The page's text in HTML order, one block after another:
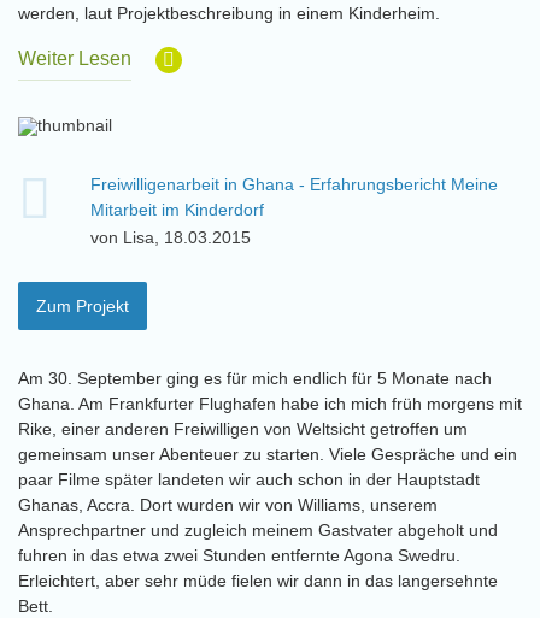
werden, laut Projektbeschreibung in einem Kinderheim.
Weiter Lesen
Freiwilligenarbeit in Ghana - Erfahrungsbericht Meine
Mitarbeit im Kinderdorf
von Lisa, 18.03.2015
Zum Projekt
Am 30. September ging es für mich endlich für 5 Monate nach
Ghana. Am Frankfurter Flughafen habe ich mich früh morgens mit
Rike, einer anderen Freiwilligen von Weltsicht getroffen um
gemeinsam unser Abenteuer zu starten. Viele Gespräche und ein
paar Filme später landeten wir auch schon in der Hauptstadt
Ghanas, Accra. Dort wurden wir von Williams, unserem
Ansprechpartner und zugleich meinem Gastvater abgeholt und
fuhren in das etwa zwei Stunden entfernte Agona Swedru.
Erleichtert, aber sehr müde fielen wir dann in das langersehnte
Bett.